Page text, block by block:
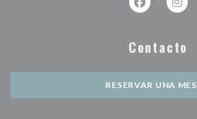
Facebook
Contacto
RESERVAR UNA